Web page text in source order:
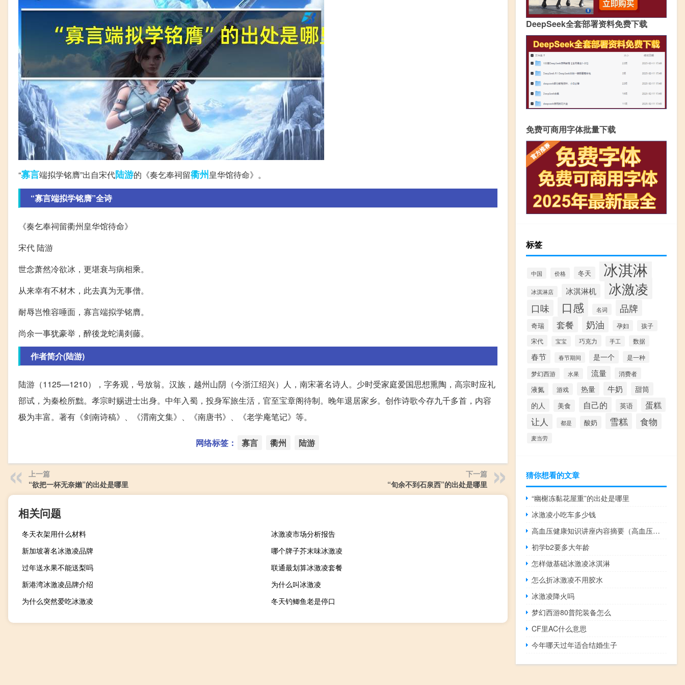
“寡言端拟学铭膺”出自宋代陆游的《奏乞奉祠留衢州皇华馆待命》。
“寡言端拟学铭膺”全诗
《奏乞奉祠留衢州皇华馆待命》
宋代 陆游
世念萧然冷欲冰，更堪衰与病相乘。
从来幸有不材木，此去真为无事僧。
耐辱岂惟容唾面，寡言端拟学铭膺。
尚余一事犹豪举，醉後龙蛇满剡藤。
作者简介(陆游)
陆游（1125—1210），字务观，号放翁。汉族，越州山阴（今浙江绍兴）人，南宋著名诗人。少时受家庭爱国思想熏陶，高宗时应礼
部试，为秦桧所黜。孝宗时赐进士出身。中年入蜀，投身军旅生活，官至宝章阁待制。晚年退居家乡。创作诗歌今存九千多首，内容
极为丰富。著有《剑南诗稿》、《渭南文集》、《南唐书》、《老学庵笔记》等。
网络标签： 寡言 衢州 陆游
上一篇
“欲把一杯无奈嬾”的出处是哪里
下一篇
“旬余不到石泉西”的出处是哪里
相关问题
冬天衣架用什么材料
冰激凌市场分析报告
新加坡著名冰激凌品牌
哪个牌子芥末味冰激凌
过年送水果不能送梨吗
联通最划算冰激凌套餐
新港湾冰激凌品牌介绍
为什么叫冰激凌
为什么突然爱吃冰激凌
冬天钓鲫鱼老是停口
DeepSeek全套部署资料免费下载
免费可商用字体批量下载
标签
中国 价格 冬天 冰淇淋
冰淇淋店 冰淇淋机 冰激凌
口味 口感 名词 品牌
奇瑞 套餐 奶油 孕妇 孩子
宋代 宝宝 巧克力 手工 数据
春节 春节期间 是一个 是一种
梦幻西游 水果 流量 消费者
液氮 游戏 热量 牛奶
甜筒
的人
美食 自己的 英语 蛋糕
让人 都是 酸奶 雪糕 食物
麦当劳
猜你想看的文章
“幽榭冻黏花屋重”的出处是哪里
冰激凌小吃车多少钱
高血压健康知识讲座内容摘要（高血压健康知识讲座内容）
初学b2要多大年龄
怎样做基础冰激凌冰淇淋
怎么折冰激凌不用胶水
冰激凌降火吗
梦幻西游80普陀装备怎么
CF里AC什么意思
今年哪天过年适合结婚生子